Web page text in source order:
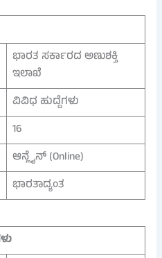
ಭಾರತ ಸರ್ಕಾರದ ಅಣುಶಕ್ತಿ
ಇಲಾಖೆ
ವಿವಿಧ ಹುದ್ದೆಗಳು
16
ಆನ್ಲೈನ್ (Online)
ಭಾರತಾದ್ಯಂತ